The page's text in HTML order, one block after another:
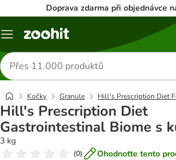
Doprava zdarma při objednávce
Menu
Hledat
produkty
Kočky Granule Hill's Prescription Diet
Hill's Prescription Diet
Gastrointestinal Biome s
3 kg
(0) Ohodnoťte tento